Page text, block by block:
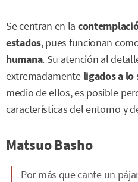
Se centran en la
estados, pues funcionan
humana. Su atención al
extremadamenteligados a lo
medio de ellos, es posible
características del entorno y
Matsuo Basho
Por más que cante un